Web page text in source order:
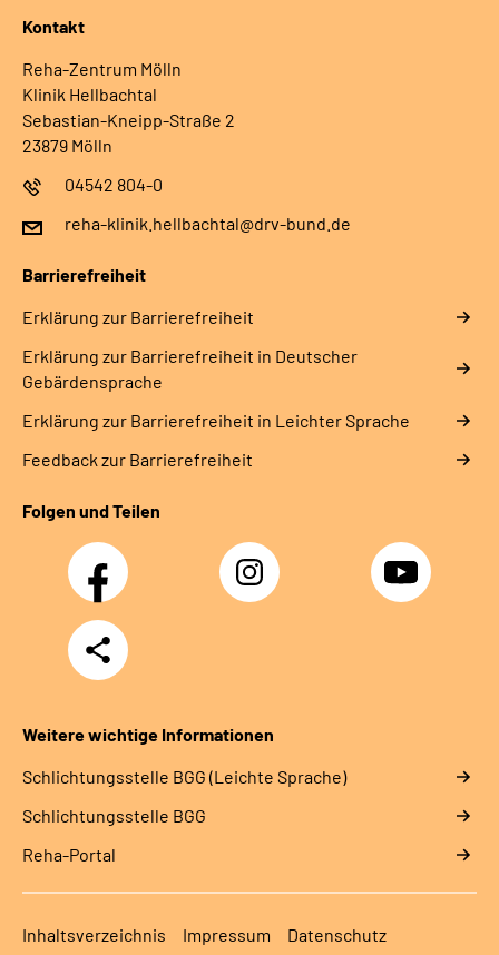
Kontakt
Reha-Zentrum Mölln
Klinik Hellbachtal
Sebastian-Kneipp-Straße 2
23879 Mölln
04542 804-0
reha-klinik.hellbachtal@drv-bund.de
Barrierefreiheit
Erklärung zur Barrierefreiheit
Erklärung zur Barrierefreiheit in Deutscher
Gebärdensprache
Erklärung zur Barrierefreiheit in Leichter Sprache
Feedback zur Barrierefreiheit
Folgen und Teilen
Facebook Instagram YouTube
Teilen
Weitere wichtige Informationen
Schlich­tungs­stel­le BGG (Leichte Sprache)
Schlich­tungs­stel­le BGG
Reha-Portal
Inhaltsverzeichnis Impressum Datenschutz